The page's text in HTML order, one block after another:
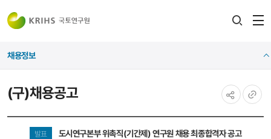
(구)채용공고
채용정보
발표 도시연구본부 위촉직(기간제) 연구원 채용 최종합격자 공고